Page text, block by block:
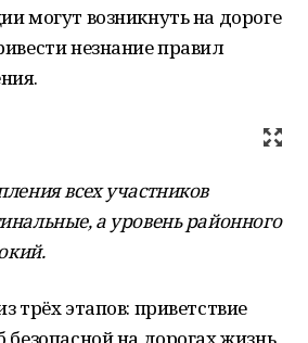
могут возникнуть на дороге
незнание пра­вил
всех участников
а уровень районного
трёх этапов: приветствие